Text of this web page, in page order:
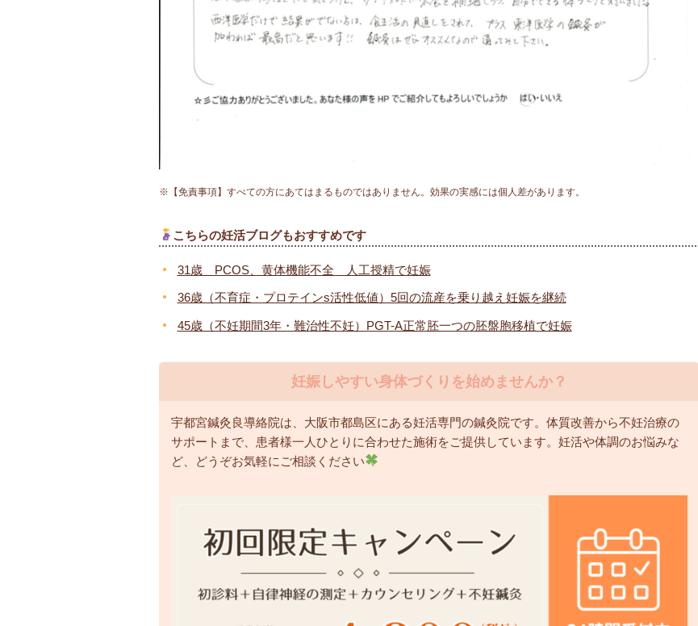
※【免責事項】すべての方にあてはまるものではありません。効果の実感には個人差があります。
こちらの妊活ブログもおすすめです
31歳 PCOS、黄体機能不全 人工授精で妊娠
36歳（不育症・プロテインs活性低値）5回の流産を乗り越え妊娠を継続
45歳（不妊期間3年・難治性不妊）PGT-A正常胚一つの胚盤胞移植で妊娠
妊娠しやすい身体づくりを始めませんか？
宇都宮鍼灸良導絡院は、大阪市都島区にある妊活専門の鍼灸院です。体質改善から不妊治療の
サポートまで、患者様一人ひとりに合わせた施術をご提供しています。妊活や体調のお悩みな
ど、どうぞお気軽にご相談ください